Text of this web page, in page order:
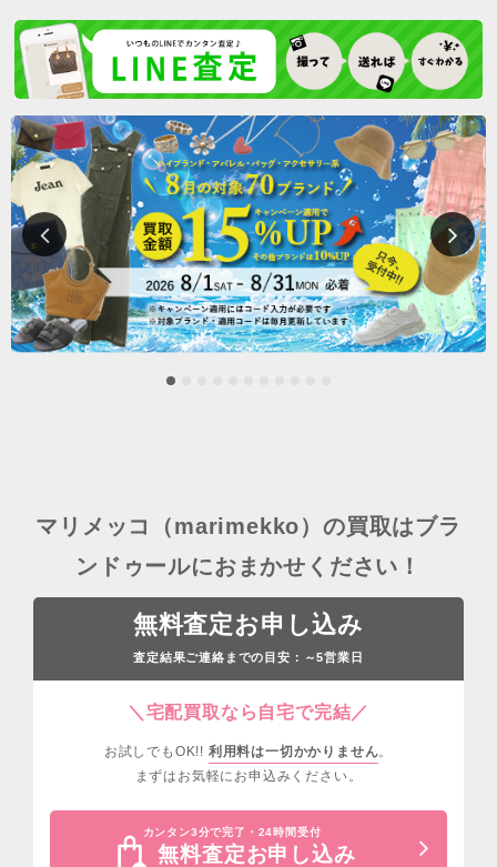
マリメッコ（marimekko）の買取はブラ
ンドゥールにおまかせください！
無料査定お申し込み
査定結果ご連絡までの目安： ～5営業日
＼宅配買取なら自宅で完結／
お試しでもOK!! 利用料は一切かかりません。
まずはお気軽にお申込みください。
カンタン3分で完了・24時間受付
無料査定お申し込み